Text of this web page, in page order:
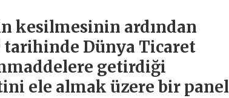
kesilmesinin ardından
tarihinde Dünya Ticaret
getirdiği
ele almak üzere bir panel